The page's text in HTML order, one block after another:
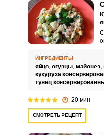
ИНГРЕДИЕНТЫ
яйцо, огурцы, майонез,
кукуруза
тунец
20 мин
СМОТРЕТЬ РЕЦЕПТ